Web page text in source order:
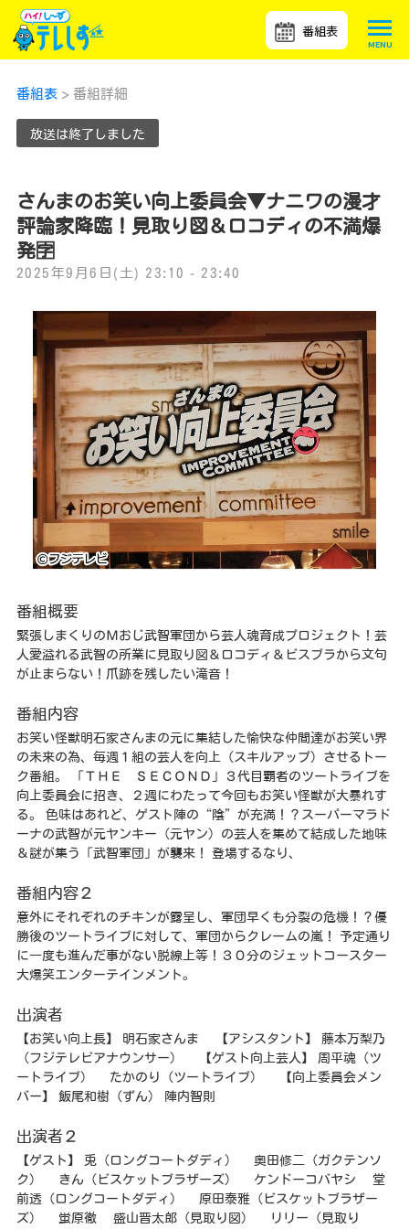
番組表
番組表 > 番組詳細
放送は終了しました
さんまのお笑い向上委員会▼ナニワの漫才
評論家降臨！見取り図＆ロコディの不満爆
発🈑
2025年9月6日(土) 23:10 - 23:40
番組概要
緊張しまくりのＭおじ武智軍団から芸人魂育成プロジェクト！芸
人愛溢れる武智の所業に見取り図＆ロコディ＆ビスブラから文句
が止まらない！爪跡を残したい滝音！
番組内容
お笑い怪獣明石家さんまの元に集結した愉快な仲間達がお笑い界
の未来の為、毎週１組の芸人を向上（スキルアップ）させるトー
ク番組。 「ＴＨＥ ＳＥＣＯＮＤ」３代目覇者のツートライブを
向上委員会に招き、２週にわたって今回もお笑い怪獣が大暴れす
る。 色味はあれど、ゲスト陣の“陰”が充満！？スーパーマラド
ーナの武智が元ヤンキー（元ヤン）の芸人を集めて結成した地味
＆謎が集う「武智軍団」が襲来！ 登場するなり、
番組内容２
意外にそれぞれのチキンが露呈し、軍団早くも分裂の危機！？優
勝後のツートライブに対して、軍団からクレームの嵐！ 予定通り
に一度も進んだ事がない脱線上等！３０分のジェットコースター
大爆笑エンターテインメント。
出演者
【お笑い向上長】 明石家さんま 【アシスタント】 藤本万梨乃
（フジテレビアナウンサー） 【ゲスト向上芸人】 周平魂（ツ
ートライブ） たかのり（ツートライブ） 【向上委員会メン
バー】 飯尾和樹（ずん） 陣内智則
出演者２
【ゲスト】 兎（ロングコートダディ） 奥田修二（ガクテンソ
ク） きん（ビスケットブラザーズ） ケンドーコバヤシ 堂
前透（ロングコートダディ） 原田泰雅（ビスケットブラザー
ズ） 蛍原徹 盛山晋太郎（見取り図） リリー（見取り